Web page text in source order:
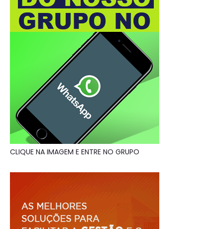
CLIQUE NA IMAGEM E ENTRE NO GRUPO